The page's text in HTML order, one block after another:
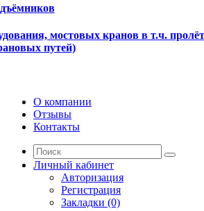
мостовых кранов в т.ч.
путей)
О компании
Отзывы
Контакты
Личный кабинет
Авторизация
Регистрация
Закладки (0)